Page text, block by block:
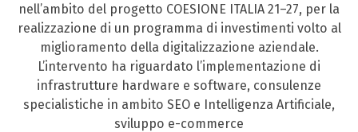
nell’ambito del progetto COESIONE ITALIA 21–27, per la
realizzazione di un programma di investimenti volto al
miglioramento della digitalizzazione aziendale.
L’intervento ha riguardato l’implementazione di
infrastrutture hardware e software, consulenze
specialistiche in ambito SEO e Intelligenza Artificiale,
sviluppo e-commerce